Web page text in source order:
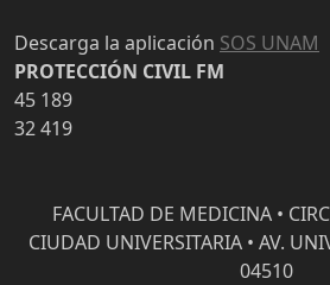
Descarga la aplicación SOS UNAM
PROTECCIÓN CIVIL FM
45 189
32 419
FACULTAD DE MEDICINA •
CIUDAD UNIVERSITARIA • AV.
04510